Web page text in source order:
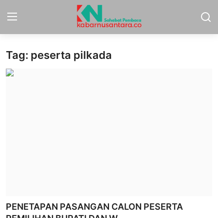
Home
Opini
Tag: peserta pilkada
PENETAPAN PASANGAN CALON PESERTA